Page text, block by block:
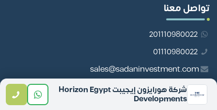
تواصل معنا
201110980022
01110980022
sales@sadaninvestment.com
13 أبو داوود الظاهري المنطقة السادسة، مدينة نصر
شركة هورايزون إيجيبت Horizon Egypt
Developments